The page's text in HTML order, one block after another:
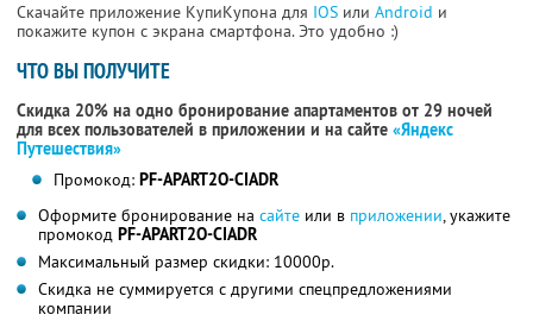
Скачайте приложение КупиКупона для IOS или Android и
покажите купон с экрана смартфона. Это удобно :)
ЧТО ВЫ ПОЛУЧИТЕ
Скидка 20% на одно бронирование апартаментов от 29 ночей
для всех пользователей в приложении и на сайте «Яндекс
Путешествия»
Промокод: PF-APART2O-CIADR
Оформите бронирование на сайте или в приложении, укажите
промокод PF-APART2O-CIADR
Максимальный размер скидки: 10000р.
Скидка не суммируется с другими спецпредложениями
компании